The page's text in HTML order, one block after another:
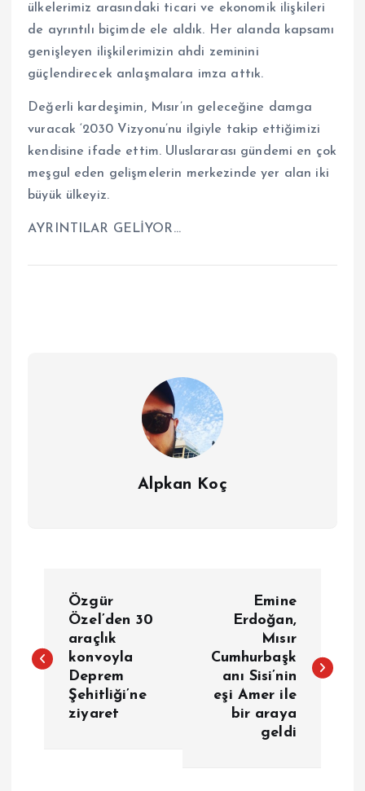
ülkelerimiz arasındaki ticari ve ekonomik ilişkileri
de ayrıntılı biçimde ele aldık. Her alanda kapsamı
genişleyen ilişkilerimizin ahdi zeminini
güçlendirecek anlaşmalara imza attık.
Değerli kardeşimin, Mısır’ın geleceğine damga
vuracak ‘2030 Vizyonu’nu ilgiyle takip ettiğimizi
kendisine ifade ettim. Uluslararası gündemi en çok
meşgul eden gelişmelerin merkezinde yer alan iki
büyük ülkeyiz.
AYRINTILAR GELİYOR…
Alpkan Koç
z
Özgür
Özel’den 30
araçlık
konvoyla
Deprem
Şehitliği’ne
ziyaret
Emine
Erdoğan,
Mısır
Cumhurbaşk
anı Sisi’nin
eşi Amer ile
bir araya
geldi